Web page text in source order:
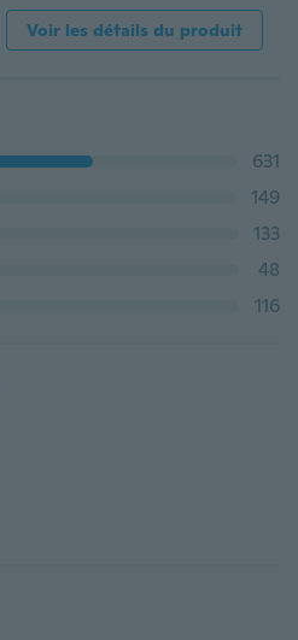
Voir les détails du produit
631
149
133
48
116